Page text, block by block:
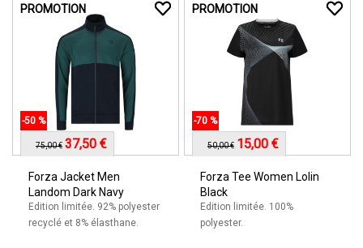
PROMOTION
Forza Jacket Men
Landom Dark Navy
Edition limitée. 92% polyester
recyclé et 8% élasthane.
-50 %
75,00 € 37,50 €
PROMOTION
Forza Tee Women Lolin
Black
Edition limitée. 100%
polyester.
-70 %
50,00 € 15,00 €